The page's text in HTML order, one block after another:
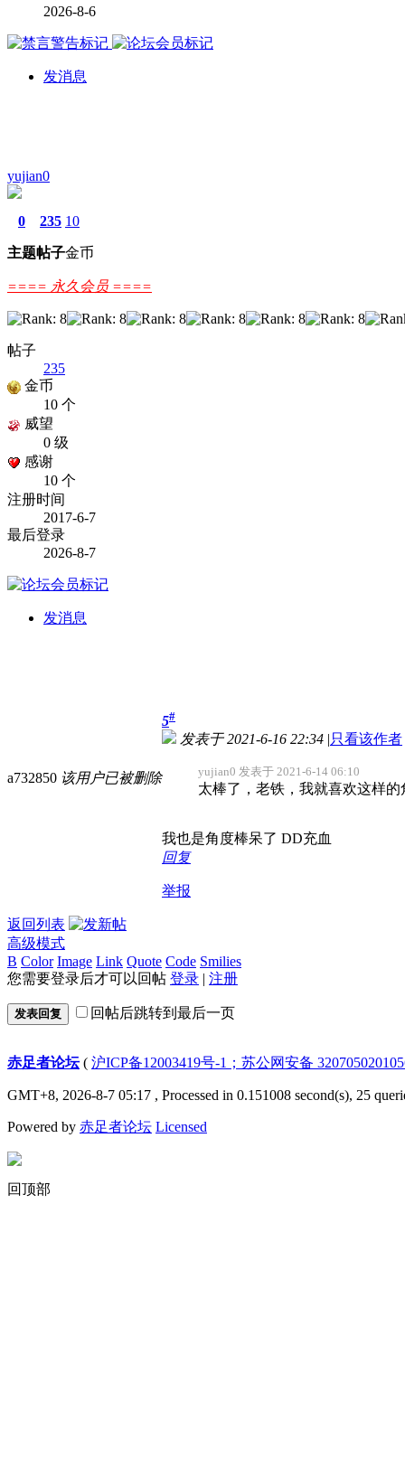
2026-8-6
发消息
yujian0
0
主题
235
帖子
10
金币
==== 永久会员 ====
帖子
235
金币
10 个
威望
0 级
感谢
10 个
注册时间
2017-6-7
最后登录
2026-8-7
发消息
a732850 该用户已被删除
5#
发表于 2021-6-16 22:34 |只看该作者
yujian0 发表于 2021-6-14 06:10
太棒了，老铁，我就喜欢这样的
我也是角度棒呆了 DD充血
回复
举报
返回列表
高级模式
B Color Image Link Quote Code Smilies
您需要登录后才可以回帖 登录 | 注册
发表回复 回帖后跳转到最后一页
赤足者论坛( 沪ICP备12003419号-1；苏公网安备
GMT+8, 2026-8-7 05:17 , Processed in 0.151008 second(s), 25
Powered by 赤足者论坛 Licensed
回顶部